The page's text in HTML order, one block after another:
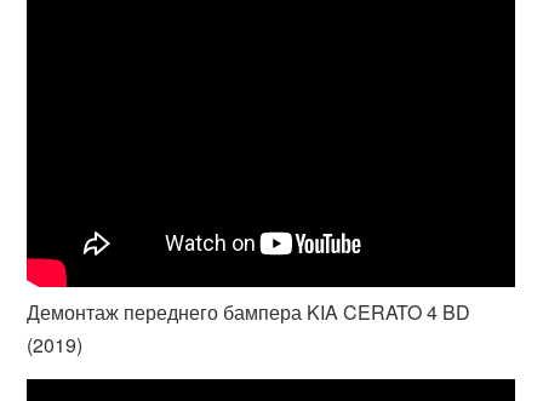
Демонтаж переднего бампера KIA CERATO 4 BD
(2019)